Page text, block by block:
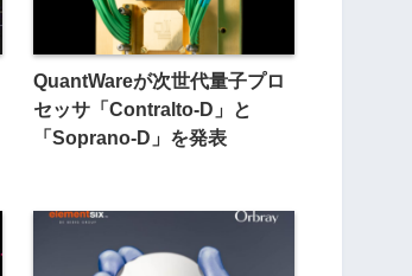
QuantWareが次世代量子プロ
セッサ「Contralto-D」と
「Soprano-D」を発表